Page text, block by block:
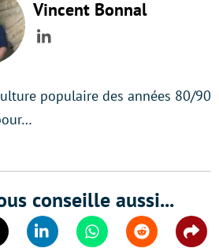
Vincent Bonnal
LinkedIn
populaire des années 80/90
conseille aussi...
Linkedin WhatsappReddit